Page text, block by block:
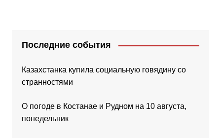
Последние события
Казахстанка купила социальную говядину со
странностями
О погоде в Костанае и Рудном на 10 августа,
понедельник